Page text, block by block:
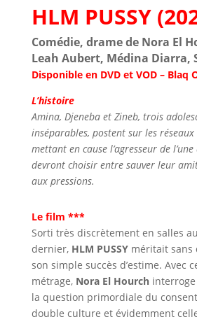
HLM PUSSY
Comédie, drame de Nora El
Leah Aubert, Médina Diarra,
Disponible en DVD et VOD – Blaq
L’histoire
Amina, Djeneba et Zineb, trois
inséparables, postent sur les
mettant en cause l’agresseur de l’une
devront choisir entre sauver leur
aux pressions.
Le film ***
Sorti très discrètement en salles
dernier, HLM PUSSYméritait sans
son simple succès d’estime. Avec
métrage, Nora El Hourchinterroge
la question primordiale du
double culture et évidemment